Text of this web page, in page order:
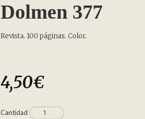
Dolmen 377
Revista. 100 páginas. Color.
4,50€
Cantidad